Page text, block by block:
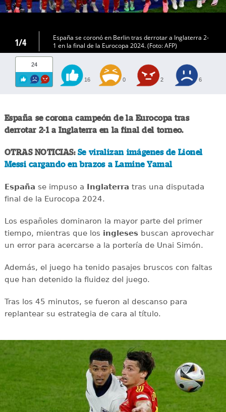
1/4
España se coronó en Berlin tras derrotar a Inglaterra 2-
1 en la final de la Eurocopa 2024. (Foto: AFP)
24
16 0 2 6
España se corona campeón de la Eurocopa tras
derrotar 2-1 a Inglaterra en la final del torneo.
OTRAS NOTICIAS: Se viralizan imágenes de Lionel
Messi cargando en brazos a Lamine Yamal
España se impuso a Inglaterra tras una disputada
final de la Eurocopa 2024.
Los españoles dominaron la mayor parte del primer
tiempo, mientras que los inglesesbuscan aprovechar
un error para acercarse a la portería de Unai Simón.
Además, el juego ha tenido pasajes bruscos con faltas
que han detenido la fluidez del juego.
Tras los 45 minutos, se fueron al descanso para
replantear su estrategia de cara al título.